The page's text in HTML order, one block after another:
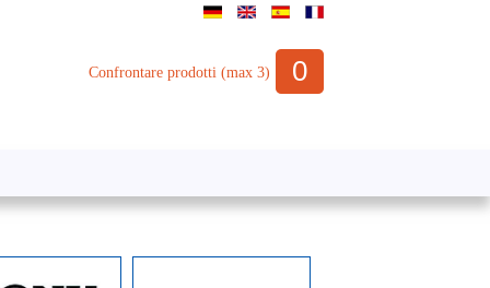
Confrontare prodotti (max 3) 0